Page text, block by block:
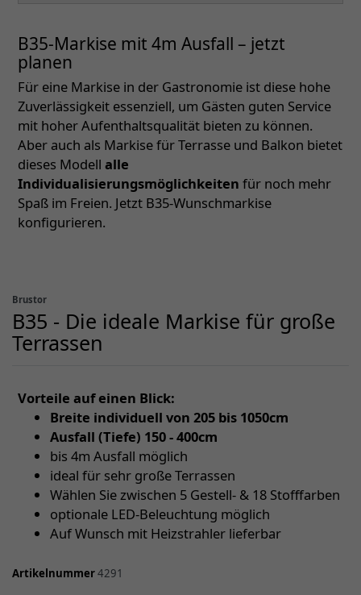
B35-Markise mit 4m Ausfall – jetzt
planen
Für eine Markise in der Gastronomie ist diese hohe
Zuverlässigkeit essenziell, um Gästen guten Service
mit hoher Aufenthaltsqualität bieten zu können.
Aber auch als Markise für Terrasse und Balkon bietet
dieses Modell alle
Individualisierungsmöglichkeiten für noch mehr
Spaß im Freien. Jetzt B35-Wunschmarkise
konfigurieren.
Brustor
B35 - Die ideale Markise für große
Terrassen
Vorteile auf einen Blick:
Breite individuell von 205 bis 1050cm
Ausfall (Tiefe) 150 - 400cm
bis 4m Ausfall möglich
ideal für sehr große Terrassen
Wählen Sie zwischen 5 Gestell- & 18 Stofffarben
optionale LED-Beleuchtung möglich
Auf Wunsch mit Heizstrahler lieferbar
Artikelnummer4291